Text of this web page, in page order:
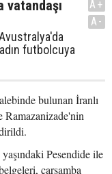
vatandaşı
futbolcuya
A+
A-
bulunan İranlı
Ramazanizade'nin
Pesendide ile
çarşamba